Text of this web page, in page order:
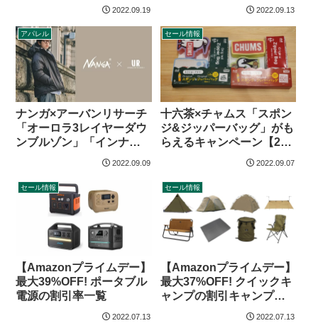
2022.09.19 2022.09.13
アパレル
ナンガ×アーバンリサーチ
「オーロラ3レイヤーダウ
ンブルゾン」「インナー
2022.09.09
セール情報
十六茶×チャムス「スポン
ジ&ジッパーバッグ」がも
らえるキャンペーン【22
2022.09.07
セール情報
【Amazonプライムデー】
最大39%OFF! ポータブル
電源の割引率一覧
2022.07.13
セール情報
【Amazonプライムデー】
最大37%OFF! クイックキ
ャンプの割引キャンプグ
2022.07.13